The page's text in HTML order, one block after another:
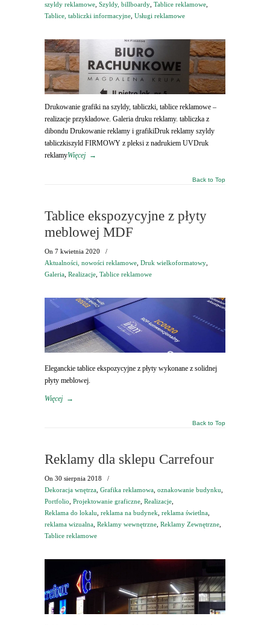
szyldy reklamowe Szyldy, billboardy Tablice reklamowe
Tablice, tabliczki informacyjne Usługi reklamowe
Drukowanie grafiki na szyldy, tabliczki, tablice reklamowe –
realizacje przykładowe. Galeria druku reklamy. tabliczka z
dibondu Drukowanie reklamy i grafikiDruk reklamy szyldy
tabliczkiszyld FIRMOWY z pleksi z nadrukiem UVDruk
reklamyWięcej →
Back to Top
Tablice ekspozycyjne z płyty
meblowej MDF
On 7 kwietnia 2020
/
Aktualności, nowości reklamowe Druk wielkoformatowy
Galeria Realizacje Tablice reklamowe
Eleganckie tablice ekspozycyjne z płyty wykonane z solidnej
płyty meblowej.
Więcej →
Back to Top
Reklamy dla sklepu Carrefour
On 30 sierpnia 2018
/
Dekoracja wnętrza Grafika reklamowa oznakowanie budynku
Portfolio Projektowanie graficzne Realizacje
Reklama do lokalu reklama na budynek reklama świetlna
reklama wizualna Reklamy wewnętrzne Reklamy Zewnętrzne
Tablice reklamowe